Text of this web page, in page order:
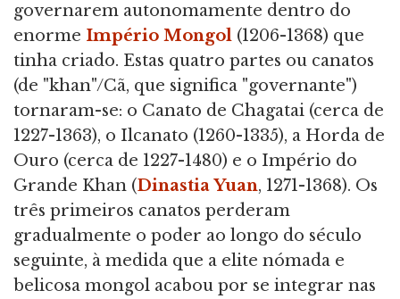
governarem autonomamente dentro do
enorme Império Mongol (1206-1368) que
tinha criado. Estas quatro partes ou canatos
(de "khan"/Cã, que significa "governante")
tornaram-se: o Canato de Chagatai (cerca de
1227-1363), o Ilcanato (1260-1335), a Horda de
Ouro (cerca de 1227-1480) e o Império do
Grande Khan (Dinastia Yuan, 1271-1368). Os
três primeiros canatos perderam
gradualmente o poder ao longo do século
seguinte, à medida que a elite nómada e
belicosa mongol acabou por se integrar nas